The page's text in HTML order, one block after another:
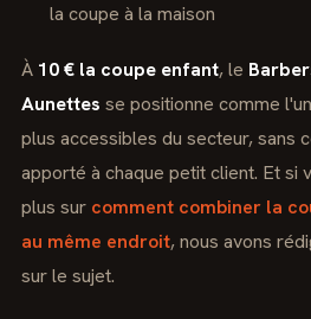
la coupe à la maison
À 10 € la coupe enfant, le
Aunettes se positionne comme
plus accessibles du secteur, sans
apporté à chaque petit client. Et si
plus sur comment combiner la
au même endroit, nous avons
sur le sujet.